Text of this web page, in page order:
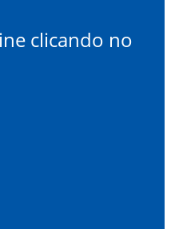
clicando no